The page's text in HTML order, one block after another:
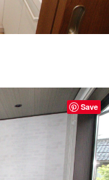
Save